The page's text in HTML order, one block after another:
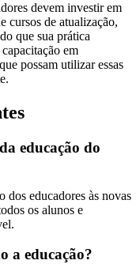
devem investir em
cursos de atualização,
que sua prática
em
possam utilizar essas
educação do
dos educadores às novas
os alunos e
a educação?